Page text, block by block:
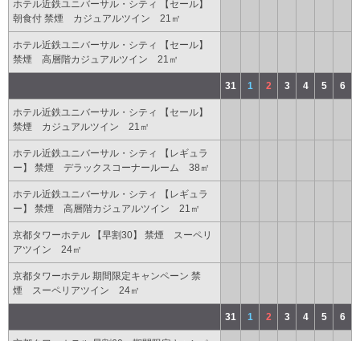
ホテル近鉄ユニバーサル・シティ 【セール】
朝食付 禁煙 カジュアルツイン 21㎡
ホテル近鉄ユニバーサル・シティ 【セール】
禁煙 高層階カジュアルツイン 21㎡
31 1 2 3 4 5 6
ホテル近鉄ユニバーサル・シティ 【セール】
禁煙 カジュアルツイン 21㎡
ホテル近鉄ユニバーサル・シティ 【レギュラ
ー】 禁煙 デラックスコーナールーム 38㎡
ホテル近鉄ユニバーサル・シティ 【レギュラ
ー】 禁煙 高層階カジュアルツイン 21㎡
京都タワーホテル 【早割30】 禁煙 スーペリ
アツイン 24㎡
京都タワーホテル 期間限定キャンペーン 禁
煙 スーペリアツイン 24㎡
31 1 2 3 4 5 6